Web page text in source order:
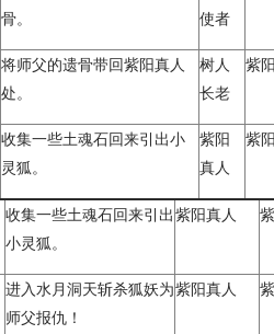
骨。
使者
将师父的遗骨带回紫阳真人
处。
树人
长老
紫
收集一些土魂石回来引出小
灵狐。
紫阳
真人
紫
收集一些土魂石回来引出
小灵狐。
紫阳真人
进入水月洞天斩杀狐妖为
师父报仇！
紫阳真人